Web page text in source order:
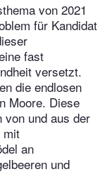
von 2021
für Kandidat
fast
versetzt.
die endlosen
Moore. Diese
von und aus der
mit
an
und